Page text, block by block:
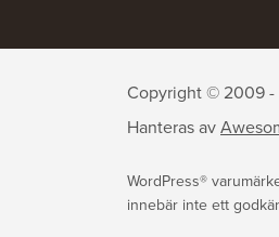
Copyright © 2009 -
Hanteras av
WordPress®
innebär inte ett